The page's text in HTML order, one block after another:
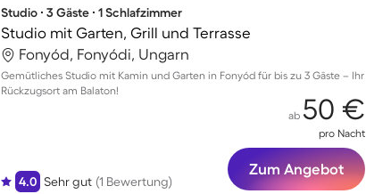
Studio ∙ 3 Gäste ∙ 1 Schlafzimmer
Studio mit Garten, Grill und Terrasse
Fonyód, Fonyódi, Ungarn
Gemütliches Studio mit Kamin und Garten in Fonyód für bis zu 3 Gäste – Ihr
Rückzugsort am Balaton!
4.0 Sehr gut (1 Bewertung)
ab 50 €
pro Nacht
Zum Angebot